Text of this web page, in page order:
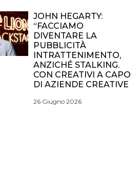
JOHN HEGARTY:
“FACCIAMO
DIVENTARE LA
PUBBLICITÀ
INTRATTENIMENTO,
ANZICHÉ STALKING.
CON CREATIVI A CAPO
DI AZIENDE CREATIVE
26 Giugno 2026